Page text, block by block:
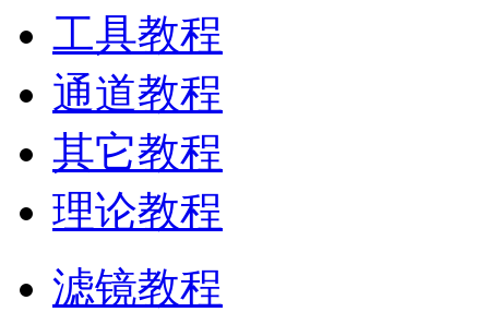
工具教程
通道教程
其它教程
理论教程
滤镜教程